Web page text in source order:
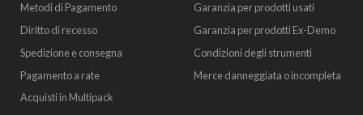
Metodi di Pagamento
Diritto di recesso
Spedizione e consegna
Pagamento a rate
Acquisti in Multipack
Garanzia per prodotti usati
Garanzia per prodotti Ex-Demo
Condizioni degli strumenti
Merce danneggiata o incompleta